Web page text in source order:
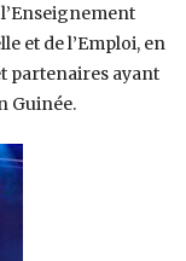
et de l’Emploi, en
partenaires ayant
Guinée.